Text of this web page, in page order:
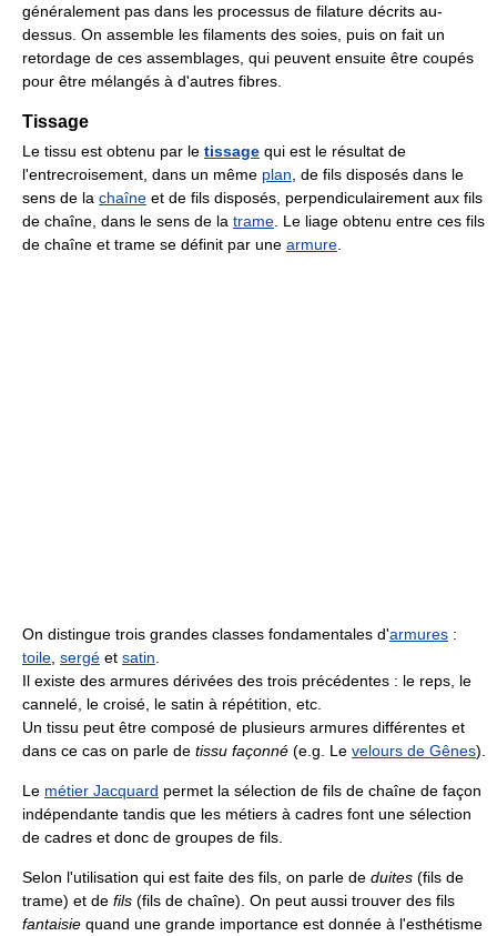
généralement pas dans les processus de filature décrits au-
dessus. On assemble les filaments des soies, puis on fait un
retordage de ces assemblages, qui peuvent ensuite être coupés
pour être mélangés à d'autres fibres.
Tissage
Le tissu est obtenu par le tissage qui est le résultat de
l'entrecroisement, dans un même plan , de fils disposés dans le
sens de la chaîne et de fils disposés, perpendiculairement aux fils
de chaîne, dans le sens de la trame . Le liage obtenu entre ces fils
de chaîne et trame se définit par une armure
On distingue trois grandes classes fondamentales d'armures :
toile sergé et satin
Il existe des armures dérivées des trois précédentes : le reps, le
cannelé, le croisé, le satin à répétition, etc.
Un tissu peut être composé de plusieurs armures différentes et
dans ce cas on parle de tissu façonné (e.g. Le velours de Gênes).
Le métier Jacquard permet la sélection de fils de chaîne de façon
indépendante tandis que les métiers à cadres font une sélection
de cadres et donc de groupes de fils.
Selon l'utilisation qui est faite des fils, on parle de duites (fils de
trame) et de fils (fils de chaîne). On peut aussi trouver des fils
fantaisie quand une grande importance est donnée à l'esthétisme